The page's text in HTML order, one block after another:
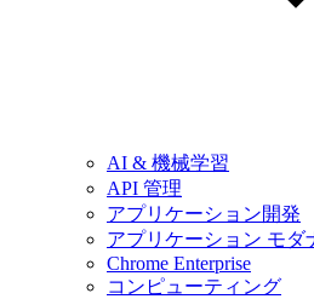
AI & 機械学習
API 管理
アプリケーション開発
アプリケーション モダ
Chrome Enterprise
コンピューティング